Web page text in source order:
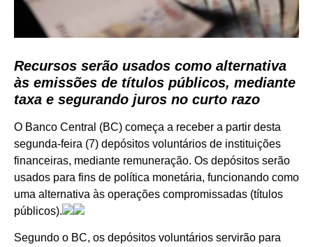
Recursos serão usados como alternativa
às emissões de títulos públicos, mediante
taxa e segurando juros no curto razo
O Banco Central (BC) começa a receber a partir desta
segunda-feira (7) depósitos voluntários de instituições
financeiras, mediante remuneração. Os depósitos serão
usados para fins de política monetária, funcionando como
uma alternativa às operações compromissadas (títulos
públicos).
Segundo o BC, os depósitos voluntários servirão para